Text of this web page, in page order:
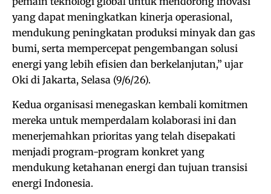
yang dapat meningkatkan kinerja operasional,
mendukung peningkatan produksi minyak dan gas
bumi, serta mempercepat pengembangan solusi
energi yang lebih efisien dan berkelanjutan,” ujar
Oki di Jakarta, Selasa (9/6/26).
Kedua organisasi menegaskan kembali komitmen
mereka untuk memperdalam kolaborasi ini dan
menerjemahkan prioritas yang telah disepakati
menjadi program-program konkret yang
mendukung ketahanan energi dan tujuan transisi
energi Indonesia.